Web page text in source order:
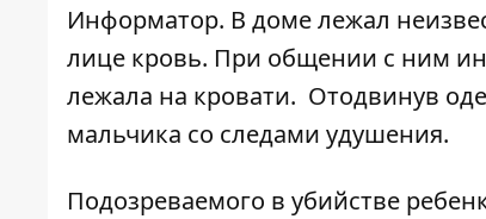
Информатор. В доме лежал
лице кровь. При общении с ним
лежала на кровати. Отодвинув
мальчика со следами удушения.
Подозреваемого в убийстве